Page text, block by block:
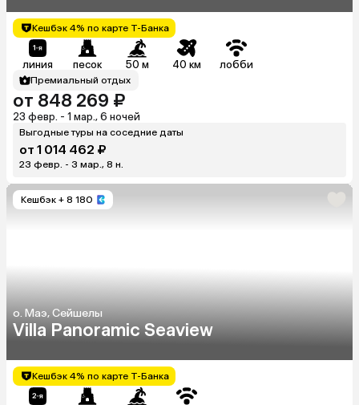
Кешбэк 4% по карте Т-Банка
линия песок 50 м 40 км лобби
Премиальный отдых
от 848 269 ₽
23 февр. - 1 мар., 6 ночей
Выгодные туры на соседние даты
от 1 014 462 ₽
23 февр. - 3 мар., 8 н.
Кешбэк + 8 180
о. Маэ, Сейшелы
Villa Panoramic Seaview
Кешбэк 4% по карте Т-Банка